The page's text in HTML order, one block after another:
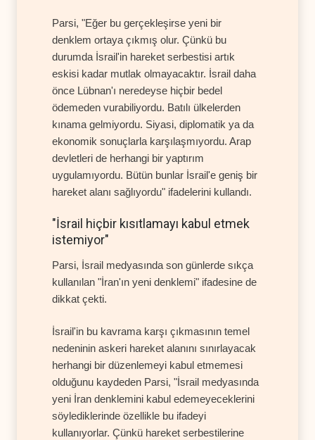
Parsi, "Eğer bu gerçekleşirse yeni bir
denklem ortaya çıkmış olur. Çünkü bu
durumda İsrail'in hareket serbestisi artık
eskisi kadar mutlak olmayacaktır. İsrail daha
önce Lübnan'ı neredeyse hiçbir bedel
ödemeden vurabiliyordu. Batılı ülkelerden
kınama gelmiyordu. Siyasi, diplomatik ya da
ekonomik sonuçlarla karşılaşmıyordu. Arap
devletleri de herhangi bir yaptırım
uygulamıyordu. Bütün bunlar İsrail'e geniş bir
hareket alanı sağlıyordu" ifadelerini kullandı.
"İsrail hiçbir kısıtlamayı kabul etmek
istemiyor"
Parsi, İsrail medyasında son günlerde sıkça
kullanılan "İran'ın yeni denklemi" ifadesine de
dikkat çekti.
İsrail'in bu kavrama karşı çıkmasının temel
nedeninin askeri hareket alanını sınırlayacak
herhangi bir düzenlemeyi kabul etmemesi
olduğunu kaydeden Parsi, "İsrail medyasında
yeni İran denklemini kabul edemeyeceklerini
söylediklerinde özellikle bu ifadeyi
kullanıyorlar. Çünkü hareket serbestilerine